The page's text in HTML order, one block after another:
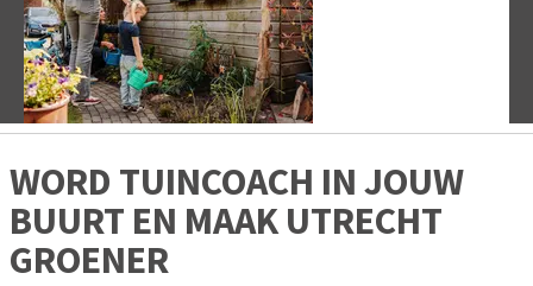
Vorige
WORD TUINCOACH IN JOUW
BUURT EN MAAK UTRECHT
GROENER